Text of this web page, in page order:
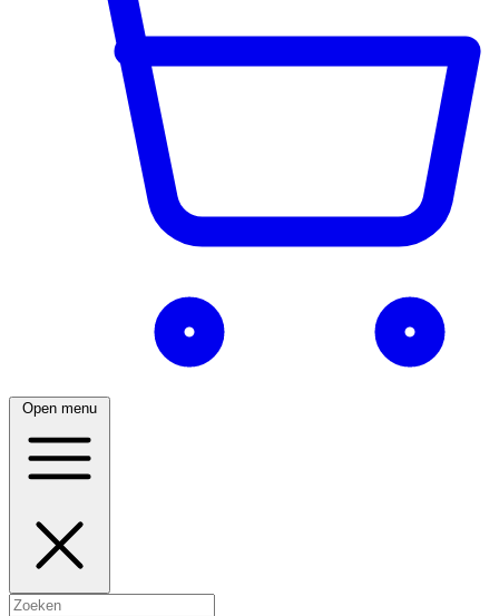
Open menu